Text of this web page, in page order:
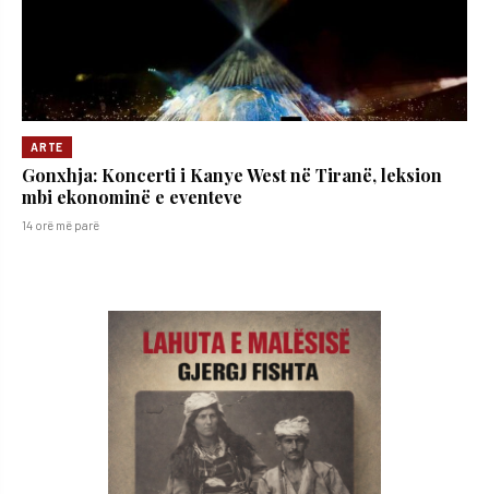
ARTE
Gonxhja: Koncerti i Kanye West në Tiranë, leksion
mbi ekonominë e eventeve
14 orë më parë